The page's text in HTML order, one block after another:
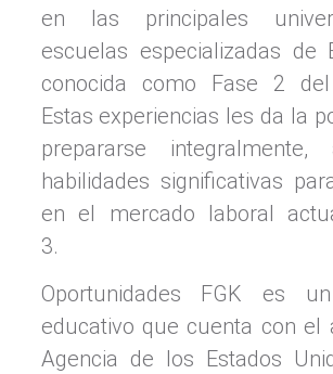
en las principales
escuelas especializadas de
conocida como Fase 2 del
Estas experiencias les da la
prepararse integralmente,
habilidades significativas
en el mercado laboral
3.
Oportunidades FGK es
educativo que cuenta con el
Agencia de los Estados